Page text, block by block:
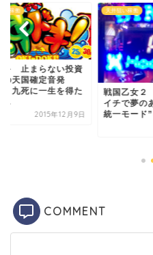
い稼働
キ 止まらない投資
の天国確定音発
！九死に一生を得た
...
2015年12月9日
天井狙い稼働
戦国乙女２
イチで夢の
統一モード
COMMENT